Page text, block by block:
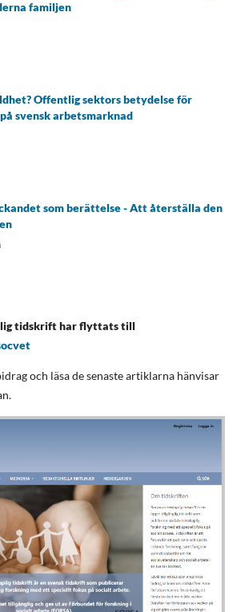
familjen
Offentlig sektors betydelse för
svensk arbetsmarknad
som berättelse - Att återställa den
tidskrift har flyttats till
och läsa de senaste artiklarna hänvisar